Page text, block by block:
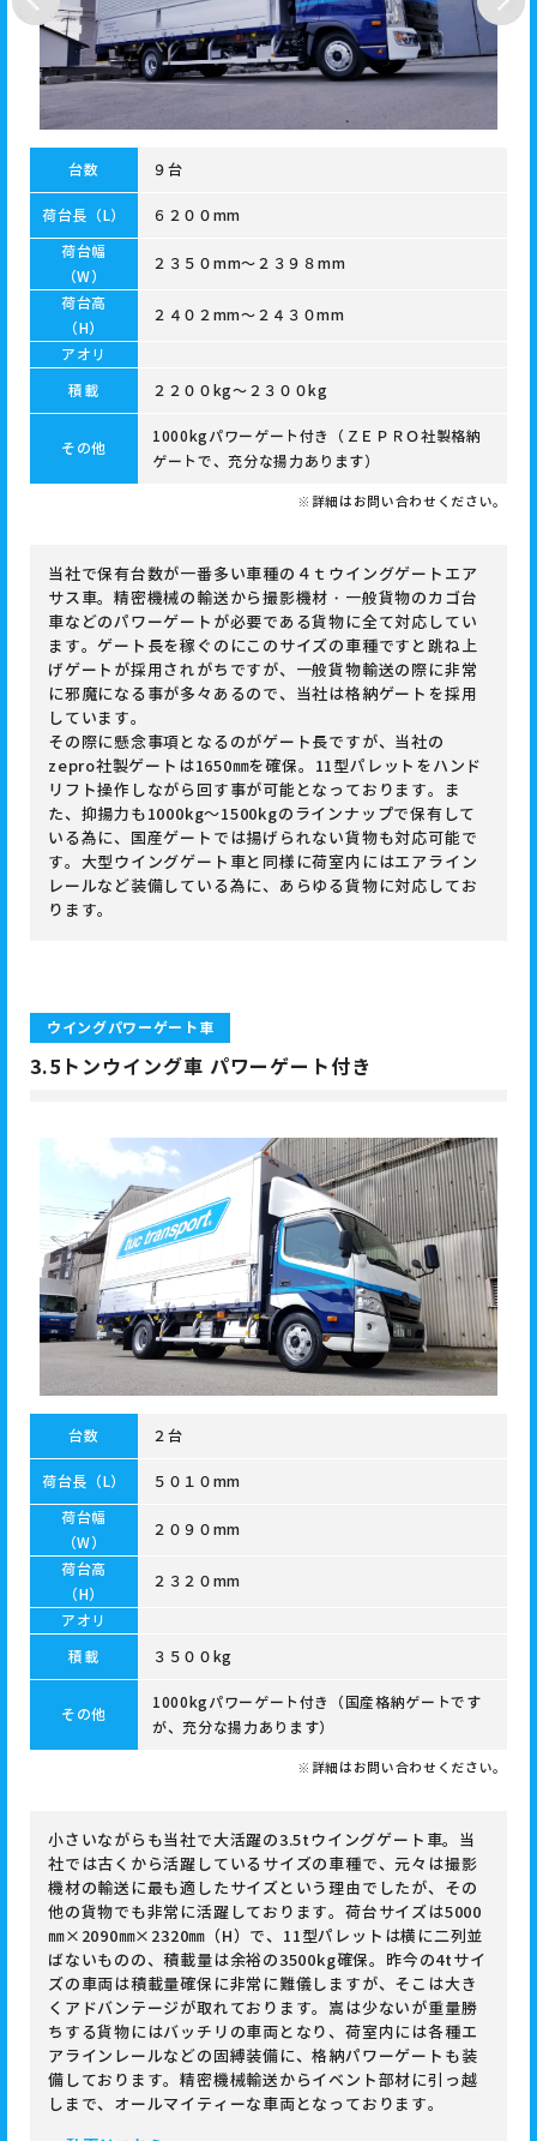
台数 ９台
荷台長（L）
６２００mm
荷台幅
（W）
２３５０mm～２３９８mm
荷台高
（H）
２４０２mm～２４３０mm
アオリ
積載
２２００kg～２３００kg
その他
1000kgパワーゲート付き（ＺＥＰＲＯ社製格納
ゲートで、充分な揚力あります）
※詳細はお問い合わせください。
当社で保有台数が一番多い車種の４ｔウイングゲートエア
サス車。精密機械の輸送から撮影機材・一般貨物のカゴ台
車などのパワーゲートが必要である貨物に全て対応してい
ます。ゲート長を稼ぐのにこのサイズの車種ですと跳ね上
げゲートが採用されがちですが、一般貨物輸送の際に非常
に邪魔になる事が多々あるので、当社は格納ゲートを採用
しています。
その際に懸念事項となるのがゲート長ですが、当社の
zepro社製ゲートは1650㎜を確保。11型パレットをハンド
リフト操作しながら回す事が可能となっております。ま
た、抑揚力も1000kg～1500kgのラインナップで保有して
いる為に、国産ゲートでは揚げられない貨物も対応可能で
す。大型ウイングゲート車と同様に荷室内にはエアライン
レールなど装備している為に、あらゆる貨物に対応してお
ります。
ウイングパワーゲート車
3.5トンウイング車 パワーゲート付き
台数 ２台
荷台長（L）
５０１０mm
荷台幅
（W）
２０９０mm
荷台高
（H）
２３２０mm
アオリ
積載
３５００kg
その他
1000kgパワーゲート付き（国産格納ゲートです
が、充分な揚力あります）
※詳細はお問い合わせください。
小さいながらも当社で大活躍の3.5tウイングゲート車。当
社では古くから活躍しているサイズの車種で、元々は撮影
機材の輸送に最も適したサイズという理由でしたが、その
他の貨物でも非常に活躍しております。荷台サイズは5000
㎜×2090㎜×2320㎜（H）で、11型パレットは横に二列並
ばないものの、積載量は余裕の3500kg確保。昨今の4tサイ
ズの車両は積載量確保に非常に難儀しますが、そこは大き
くアドバンテージが取れております。嵩は少ないが重量勝
ちする貨物にはバッチリの車両となり、荷室内には各種エ
アラインレールなどの固縛装備に、格納パワーゲートも装
備しております。精密機械輸送からイベント部材に引っ越
しまで、オールマイティーな車両となっております。